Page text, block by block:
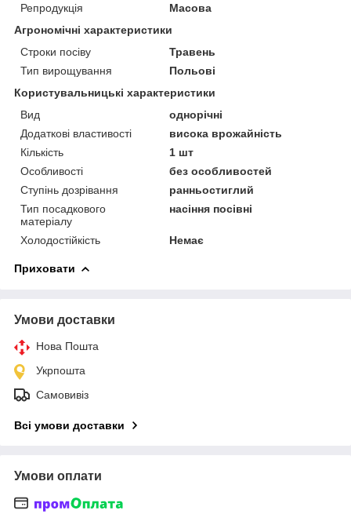
Репродукція
Масова
Агрономічні характеристики
Строки посіву
Травень
Тип вирощування
Польові
Користувальницькі характеристики
Вид
однорічні
Додаткові властивості
висока врожайність
Кількість
1 шт
Особливості
без особливостей
Ступінь дозрівання
ранньостиглий
Тип посадкового
матеріалу
насіння посівні
Холодостійкість Немає
Приховати
Умови доставки
Нова Пошта
Укрпошта
Самовивіз
Всі умови доставки
Умови оплати